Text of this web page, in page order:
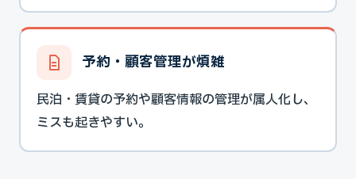
予約・顧客管理が煩雑
民泊・賃貸の予約や顧客情報の管理が属人化し、
ミスも起きやすい。